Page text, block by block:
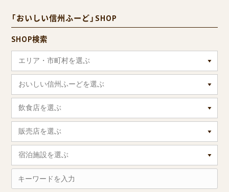
「おいしい信州ふーど」SHOP
SHOP検索
エリア・市町村を選ぶ
おいしい信州ふーどを選ぶ
飲食店を選ぶ
販売店を選ぶ
宿泊施設を選ぶ